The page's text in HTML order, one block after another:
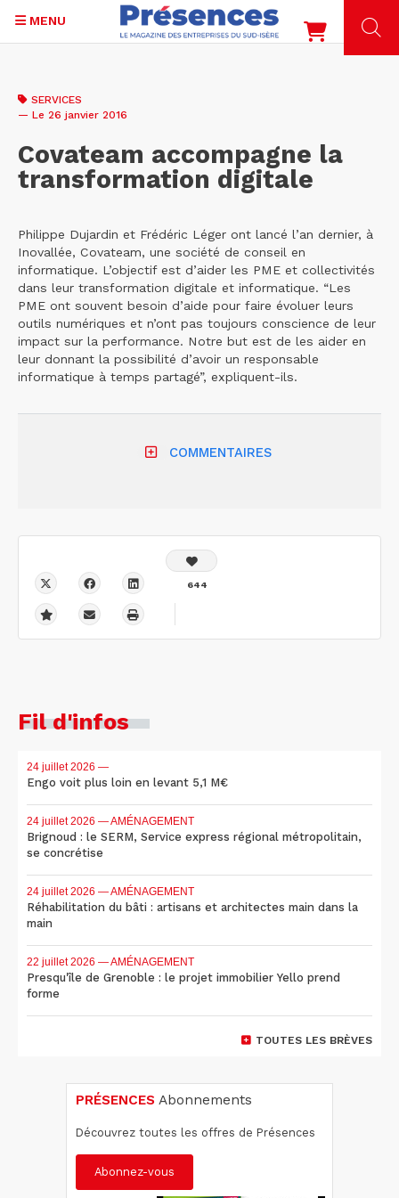
contenu
MENU
SERVICES
— Le 26 janvier 2016
Covateam accompagne la
transformation digitale
Philippe Dujardin et Frédéric Léger ont lancé l’an dernier, à
Inovallée, Covateam, une société de conseil en
informatique. L’objectif est d’aider les PME et collectivités
dans leur transformation digitale et informatique. “Les
PME ont souvent besoin d’aide pour faire évoluer leurs
outils numériques et n’ont pas toujours conscience de leur
impact sur la performance. Notre but est de les aider en
leur donnant la possibilité d’avoir un responsable
informatique à temps partagé”, expliquent-ils.
COMMENTAIRES
644
Fil d'infos
24 juillet 2026 —
Engo voit plus loin en levant 5,1 M€
24 juillet 2026 — AMÉNAGEMENT
Brignoud : le SERM, Service express régional métropolitain,
se concrétise
24 juillet 2026 — AMÉNAGEMENT
Réhabilitation du bâti : artisans et architectes main dans la
main
22 juillet 2026 — AMÉNAGEMENT
Presqu'île de Grenoble : le projet immobilier Yello prend
forme
TOUTES LES BRÈVES
PRÉSENCES Abonnements
Découvrez toutes les offres de Présences
Abonnez-vous